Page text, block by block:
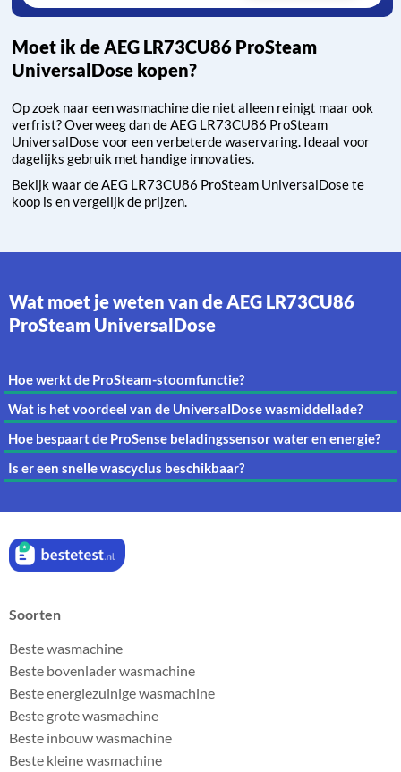
Moet ik de AEG LR73CU86 ProSteam
UniversalDose kopen?
Op zoek naar een wasmachine die niet alleen reinigt maar ook
verfrist? Overweeg dan de AEG LR73CU86 ProSteam
UniversalDose voor een verbeterde waservaring. Ideaal voor
dagelijks gebruik met handige innovaties.
Bekijk waar de AEG LR73CU86 ProSteam UniversalDose te
koop is en vergelijk de prijzen.
Wat moet je weten van de AEG LR73CU86
ProSteam UniversalDose
Hoe werkt de ProSteam-stoomfunctie?
Wat is het voordeel van de UniversalDose wasmiddellade?
Hoe bespaart de ProSense beladingssensor water en energie?
Is er een snelle wascyclus beschikbaar?
Soorten
Beste wasmachine
Beste bovenlader wasmachine
Beste energiezuinige wasmachine
Beste grote wasmachine
Beste inbouw wasmachine
Beste kleine wasmachine